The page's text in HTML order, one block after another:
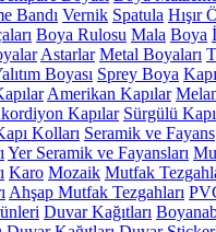
Bandı Vernik Spatula Hışır
Boya Rulosu Mala Boya
Astarlar Metal Boyaları
Boyası Sprey Boya
Amerikan Kapılar
Kapılar Sürgülü
Kolları Seramik ve Fayans
Yer Seramik ve Fayansları
Karo Mozaik Mutfak
Ahşap Mutfak Tezgahları
Duvar Kağıtları